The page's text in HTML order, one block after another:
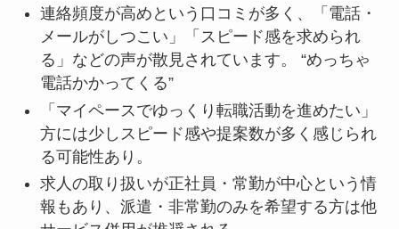
連絡頻度が高めという口コミが多く、「電話・
メールがしつこい」「スピード感を求められ
る」などの声が散見されています。 “めっちゃ
電話かかってくる”
「マイペースでゆっくり転職活動を進めたい」
方には少しスピード感や提案数が多く感じられ
る可能性あり。
求人の取り扱いが正社員・常勤が中心という情
報もあり、派遣・非常勤のみを希望する方は他